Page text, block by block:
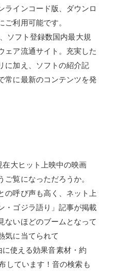
ラインコード版、ダウンロ
利用可能です。
ソフト登録数国内最大規
ェア流通サイト。充実した
に加え、ソフトの紹介記
常に最新のコンテンツを発
大ヒット上映中の映画
ご覧になっただろうか。
の呼び声も高く、ネット上
・ゴジラ語り」記事が掲載
ないほどのブームとなって
気に当てられて
使える効果音素材・約
しています！音の検索も